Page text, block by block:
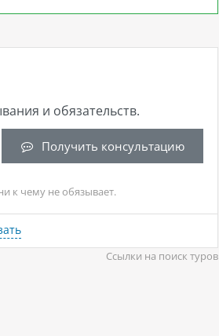
и обязательств.
Получить консультацию
к чему не обязывает.
Ссылки на поиск туров